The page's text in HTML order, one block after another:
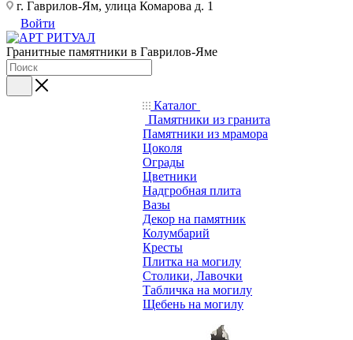
г. Гаврилов-Ям, улица Комарова д. 1
Войти
Гранитные памятники в Гаврилов-Яме
Каталог
Памятники из гранита
Памятники из мрамора
Цоколя
Ограды
Цветники
Надгробная плита
Вазы
Декор на памятник
Колумбарий
Кресты
Плитка на могилу
Столики, Лавочки
Табличка на могилу
Щебень на могилу